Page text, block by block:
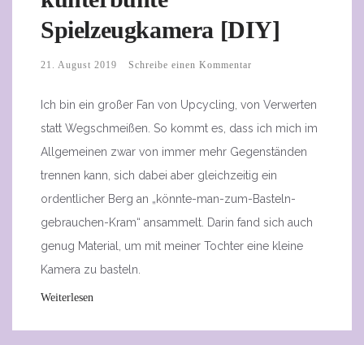
Spielzeugkamera [DIY]
21. August 2019 Schreibe einen Kommentar
Ich bin ein großer Fan von Upcycling, von Verwerten
statt Wegschmeißen. So kommt es, dass ich mich im
Allgemeinen zwar von immer mehr Gegenständen
trennen kann, sich dabei aber gleichzeitig ein
ordentlicher Berg an „könnte-man-zum-Basteln-
gebrauchen-Kram“ ansammelt. Darin fand sich auch
genug Material, um mit meiner Tochter eine kleine
Kamera zu basteln.
Weiterlesen